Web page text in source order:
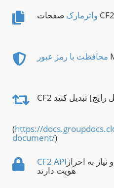
واترمارک صفحات CF2
محافظت با رمز عبور
CF2 را در [همه قالب‌های فایل رایج] تبدیل کنید
(https://
document/)
به احراز
هویت دارند